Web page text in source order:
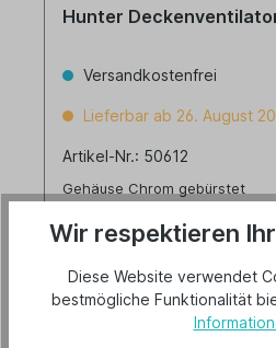
Hunter
Versandkostenfrei
Lieferbar ab 26. August
Artikel-Nr.: 50612
Gehäuse Chrom gebürstet
254,00 €*
Wir respektieren
Diese Website verwendet
bestmögliche Funktionalität